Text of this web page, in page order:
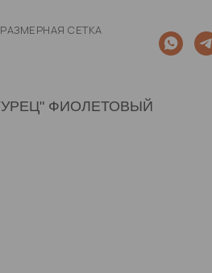
РАЗМЕРНАЯ СЕТКА
ФИОЛЕТОВЫЙ